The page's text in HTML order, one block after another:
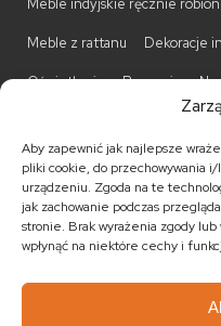
Aby zapewnić jak najlepsze
pliki cookie, do przechowywania
urządzeniu. Zgoda na te
jak zachowanie podczas
stronie. Brak wyrażenia zgody
wpłynąć na niektóre cechy i
Meble indyjskie ręcznie
Meble z rattanu Dekoracje
Oświetlenie Promocje
Komody
Kufry indyjskie Ławki
Parawany kolonialne Półki
Stojaki na CD Stoliki kawowe